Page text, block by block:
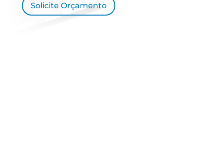
Solicite Orçamento